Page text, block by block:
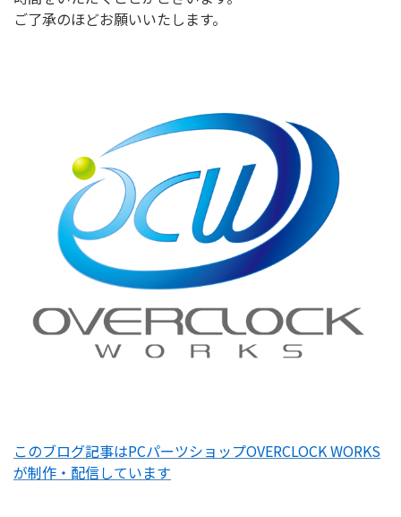
ご了承のほどお願いいたします。
このブログ記事はPCパーツショップOVERCLOCK WORKS
が制作・配信しています